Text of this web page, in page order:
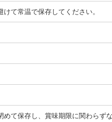
て常温で保存してください。
めて保存し、賞味期限に関わら